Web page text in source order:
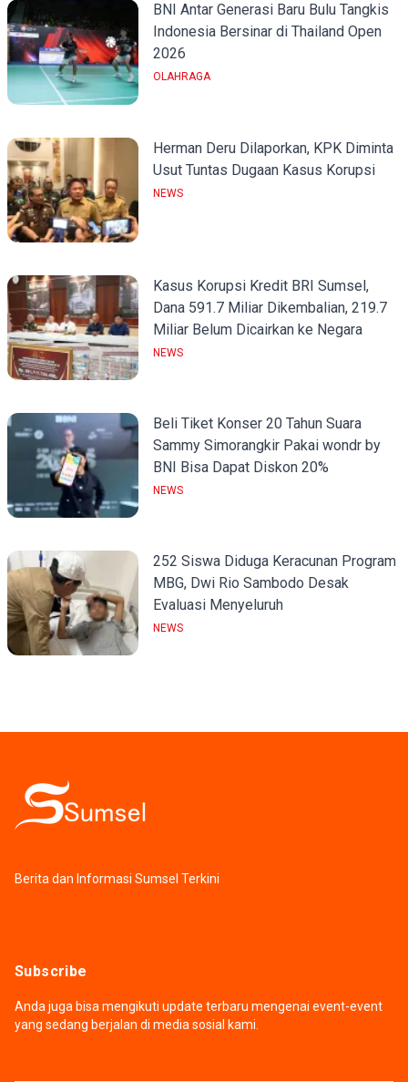
BNI Antar Generasi Baru Bulu Tangkis
Indonesia Bersinar di Thailand Open
2026
OLAHRAGA
Herman Deru Dilaporkan, KPK Diminta
Usut Tuntas Dugaan Kasus Korupsi
NEWS
Kasus Korupsi Kredit BRI Sumsel,
Dana 591.7 Miliar Dikembalian, 219.7
Miliar Belum Dicairkan ke Negara
NEWS
Beli Tiket Konser 20 Tahun Suara
Sammy Simorangkir Pakai wondr by
BNI Bisa Dapat Diskon 20%
NEWS
252 Siswa Diduga Keracunan Program
MBG, Dwi Rio Sambodo Desak
Evaluasi Menyeluruh
NEWS
Berita dan Informasi Sumsel Terkini
Subscribe
Anda juga bisa mengikuti update terbaru mengenai event-event
yang sedang berjalan di media sosial kami.